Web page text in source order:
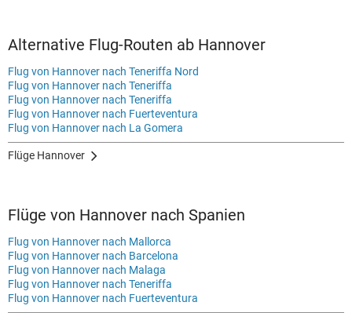
Alternative Flug-Routen ab Hannover
Flug von Hannover nach Teneriffa Nord
Flug von Hannover nach Teneriffa
Flug von Hannover nach Teneriffa
Flug von Hannover nach Fuerteventura
Flug von Hannover nach La Gomera
Flüge Hannover
Flüge von Hannover nach Spanien
Flug von Hannover nach Mallorca
Flug von Hannover nach Barcelona
Flug von Hannover nach Malaga
Flug von Hannover nach Teneriffa
Flug von Hannover nach Fuerteventura